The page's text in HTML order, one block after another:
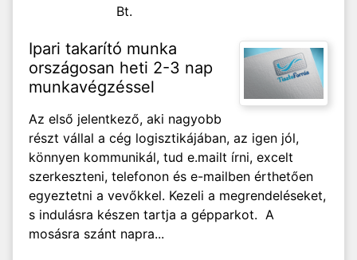
Bt.
Ipari takarító munka
országosan heti 2-3 nap
munkavégzéssel
Az első jelentkező, aki nagyobb
részt vállal a cég logisztikájában, az igen jól,
könnyen kommunikál, tud e.mailt írni, excelt
szerkeszteni, telefonon és e-mailben érthetően
egyeztetni a vevőkkel. Kezeli a megrendeléseket,
s indulásra készen tartja a gépparkot. A
mosásra szánt napra...